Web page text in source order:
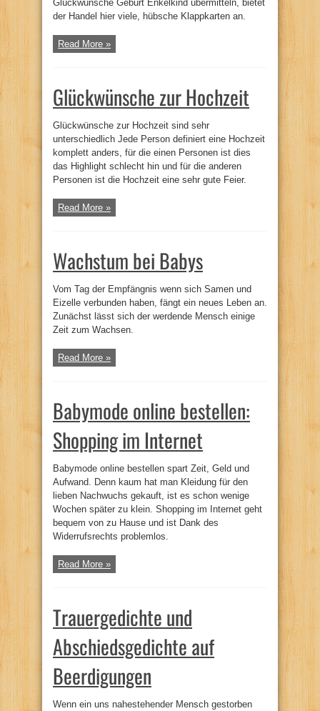
Glückwünsche Geburt Enkelkind übermitteln, bietet
der Handel hier viele, hübsche Klappkarten an.
Read More »
Glückwünsche zur Hochzeit
Glückwünsche zur Hochzeit sind sehr
unterschiedlich Jede Person definiert eine Hochzeit
komplett anders, für die einen Personen ist dies
das Highlight schlecht hin und für die anderen
Personen ist die Hochzeit eine sehr gute Feier.
Read More »
Wachstum bei Babys
Vom Tag der Empfängnis wenn sich Samen und
Eizelle verbunden haben, fängt ein neues Leben an.
Zunächst lässt sich der werdende Mensch einige
Zeit zum Wachsen.
Read More »
Babymode online bestellen:
Shopping im Internet
Babymode online bestellen spart Zeit, Geld und
Aufwand. Denn kaum hat man Kleidung für den
lieben Nachwuchs gekauft, ist es schon wenige
Wochen später zu klein. Shopping im Internet geht
bequem von zu Hause und ist Dank des
Widerrufsrechts problemlos.
Read More »
Trauergedichte und
Abschiedsgedichte auf
Beerdigungen
Wenn ein uns nahestehender Mensch gestorben